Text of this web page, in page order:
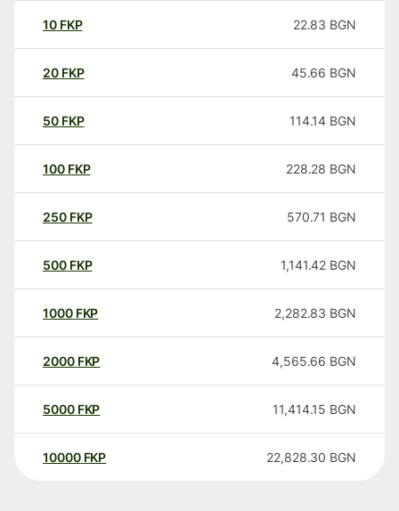
10 FKP 22.83 BGN
20 FKP 45.66 BGN
50 FKP 114.14 BGN
100 FKP 228.28 BGN
250 FKP 570.71 BGN
500 FKP 1,141.42 BGN
1000 FKP 2,282.83 BGN
2000 FKP 4,565.66 BGN
5000 FKP 11,414.15 BGN
10000 FKP 22,828.30 BGN